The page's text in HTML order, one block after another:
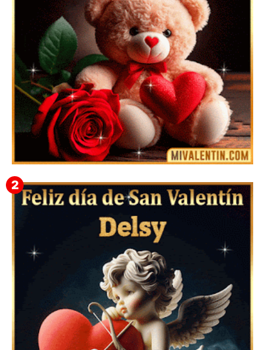
🎁 Imágenes Gif Personalizadas con Nombres para
San Valentín 2026 💘